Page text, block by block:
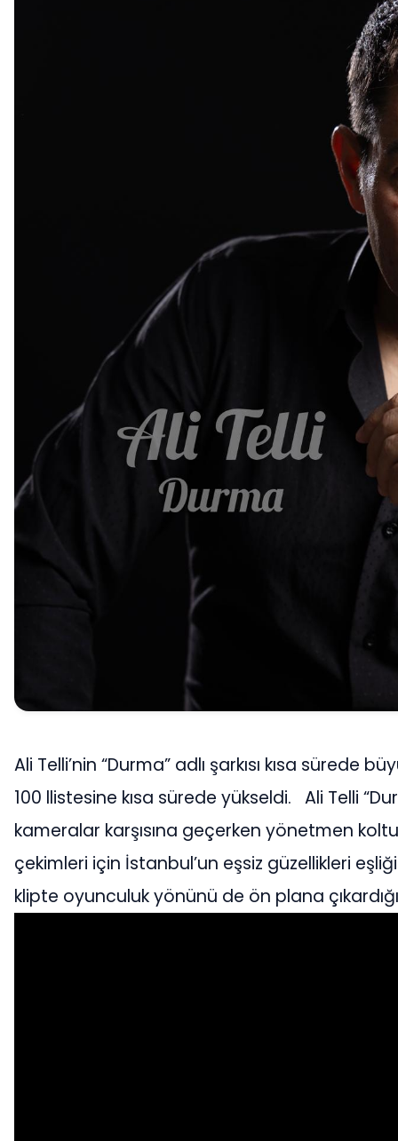
Ali Telli’nin “Durma” adlı şarkısı kısa sürede
100 llistesine kısa sürede yükseldi. Ali Telli
kameralar karşısına geçerken yönetmen
çekimleri için İstanbul’un eşsiz güzellikleri
klipte oyunculuk yönünü de ön plana